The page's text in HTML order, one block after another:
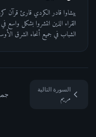
بيشاوا قادر الكردي قارئ قرآن
القراء الذين انتشروا بشكل
الشباب في جميع أنحاء الشرق
السورة التالية
مريم